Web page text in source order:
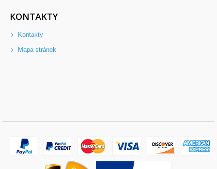
KONTAKTY
Kontakty
Mapa stránek